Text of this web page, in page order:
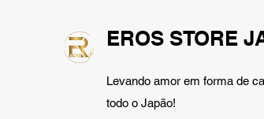
EROS STORE
Levando amor em forma de
todo o Japão!